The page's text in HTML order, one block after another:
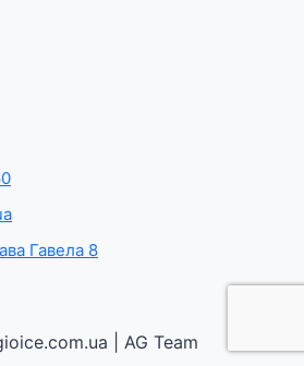
Гавела 8
| AG Team